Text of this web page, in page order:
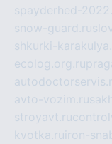
spayderhed-
snow-guard.ru
shkurki-
ecolog.org.ru
avto-vozim.ru
stroyavt.ru
kvotka.ru iron-